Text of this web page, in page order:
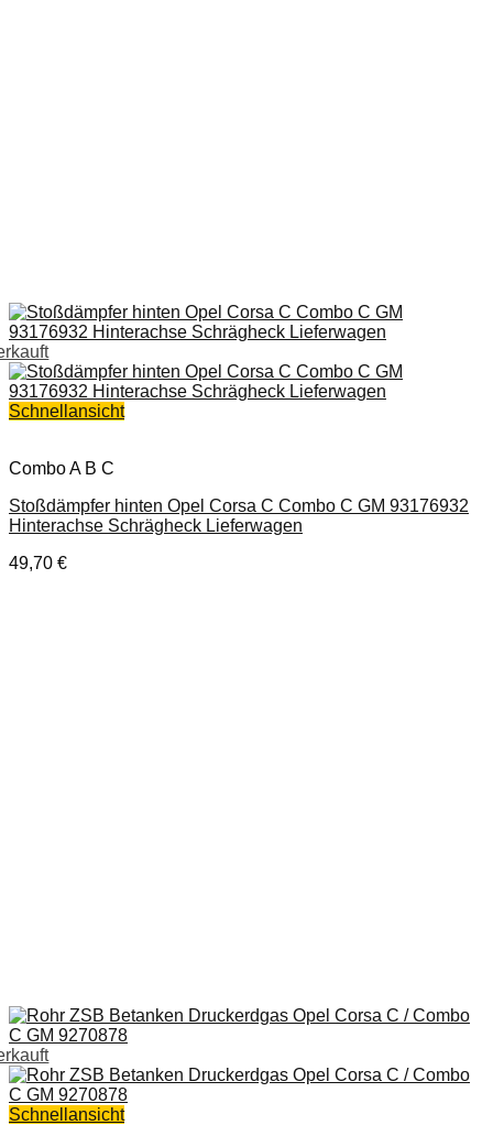
Schnellansicht
Combo A B C
Stoßdämpfer hinten Opel Corsa C Combo C GM 93176932
Hinterachse Schrägheck Lieferwagen
49,70 €
Schnellansicht